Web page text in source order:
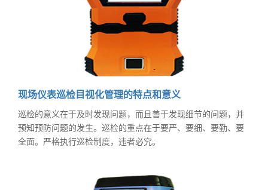
现场仪表巡检目视化管理的特点和意义
巡检的意义在于及时发现问题，而且善于发现细节的问题，并
预知预防问题的发生。巡检的重点在于要严、要细、要勤、要
全面。严格执行巡检制度，违者必究。